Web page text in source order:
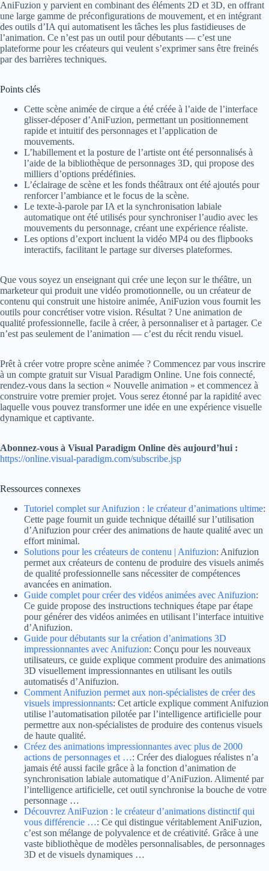
AniFuzion y parvient en combinant des éléments 2D et 3D, en offrant
une large gamme de préconfigurations de mouvement, et en intégrant
des outils d’IA qui automatisent les tâches les plus fastidieuses de
l’animation. Ce n’est pas un outil pour débutants — c’est une
plateforme pour les créateurs qui veulent s’exprimer sans être freinés
par des barrières techniques.
Points clés
Cette scène animée de cirque a été créée à l’aide de l’interface
glisser-déposer d’AniFuzion, permettant un positionnement
rapide et intuitif des personnages et l’application de
mouvements.
L’habillement et la posture de l’artiste ont été personnalisés à
l’aide de la bibliothèque de personnages 3D, qui propose des
milliers d’options prédéfinies.
L’éclairage de scène et les fonds théâtraux ont été ajoutés pour
renforcer l’ambiance et le focus de la scène.
Le texte-à-parole par IA et la synchronisation labiale
automatique ont été utilisés pour synchroniser l’audio avec les
mouvements du personnage, créant une expérience réaliste.
Les options d’export incluent la vidéo MP4 ou des flipbooks
interactifs, facilitant le partage sur diverses plateformes.
Que vous soyez un enseignant qui crée une leçon sur le théâtre, un
marketeur qui produit une vidéo promotionnelle, ou un créateur de
contenu qui construit une histoire animée, AniFuzion vous fournit les
outils pour concrétiser votre vision. Résultat ? Une animation de
qualité professionnelle, facile à créer, à personnaliser et à partager. Ce
n’est pas seulement de l’animation — c’est du récit rendu visuel.
Prêt à créer votre propre scène animée ? Commencez par vous inscrire
à un compte gratuit sur Visual Paradigm Online. Une fois connecté,
rendez-vous dans la section « Nouvelle animation » et commencez à
construire votre premier projet. Vous serez étonné par la rapidité avec
laquelle vous pouvez transformer une idée en une expérience visuelle
dynamique et captivante.
Abonnez-vous à Visual Paradigm Online dès aujourd’hui :
https://online.visual-paradigm.com/subscribe.jsp
Ressources connexes
Tutoriel complet sur Anifuzion : le créateur d’animations ultime:
Cette page fournit un guide technique détaillé sur l’utilisation
d’Anifuzion pour créer des animations de haute qualité avec un
effort minimal.
Solutions pour les créateurs de contenu | Anifuzion: Anifuzion
permet aux créateurs de contenu de produire des visuels animés
de qualité professionnelle sans nécessiter de compétences
avancées en animation.
Guide complet pour créer des vidéos animées avec Anifuzion:
Ce guide propose des instructions techniques étape par étape
pour générer des vidéos animées en utilisant l’interface intuitive
d’Anifuzion.
Guide pour débutants sur la création d’animations 3D
impressionnantes avec Anifuzion: Conçu pour les nouveaux
utilisateurs, ce guide explique comment produire des animations
3D visuellement impressionnantes en utilisant les outils
automatisés d’Anifuzion.
Comment Anifuzion permet aux non-spécialistes de créer des
visuels impressionnants: Cet article explique comment Anifuzion
utilise l’automatisation pilotée par l’intelligence artificielle pour
permettre aux non-spécialistes de produire des contenus visuels
de haute qualité.
Créez des animations impressionnantes avec plus de 2000
actions de personnages et …: Créer des dialogues réalistes n’a
jamais été aussi facile grâce à la fonction d’animation de
synchronisation labiale automatique d’AniFuzion. Alimenté par
l’intelligence artificielle, cet outil synchronise la bouche de votre
personnage …
Découvrez AniFuzion : le créateur d’animations distinctif qui
vous différencie …: Ce qui distingue véritablement AniFuzion,
c’est son mélange de polyvalence et de créativité. Grâce à une
vaste bibliothèque de modèles personnalisables, de personnages
3D et de visuels dynamiques …